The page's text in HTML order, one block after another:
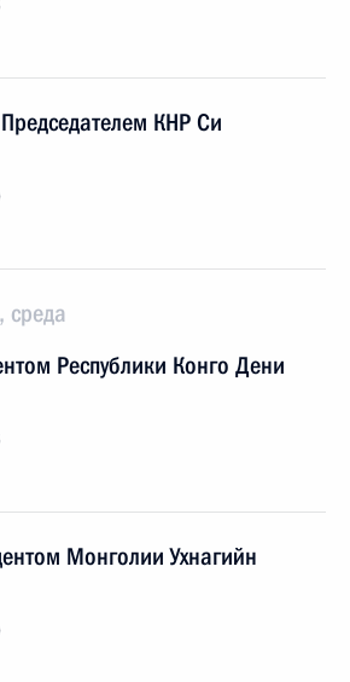
КНР Си
среда
Республики Конго Дени
Монголии Ухнагийн